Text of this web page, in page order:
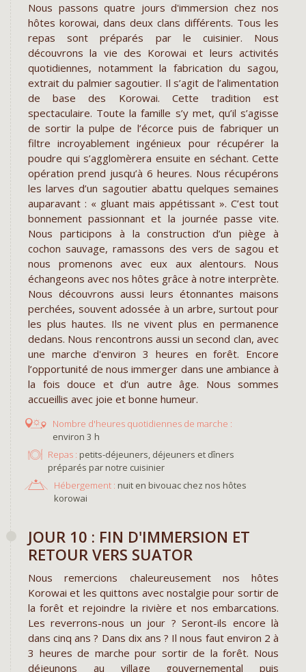
Nous passons quatre jours d'immersion chez nos
hôtes korowai, dans deux clans différents. Tous les
repas sont préparés par le cuisinier. Nous
découvrons la vie des Korowai et leurs activités
quotidiennes, notamment la fabrication du sagou,
extrait du palmier sagoutier. Il s’agit de l’alimentation
de base des Korowai. Cette tradition est
spectaculaire. Toute la famille s’y met, qu’il s’agisse
de sortir la pulpe de l’écorce puis de fabriquer un
filtre incroyablement ingénieux pour récupérer la
poudre qui s’agglomèrera ensuite en séchant. Cette
opération prend jusqu’à 6 heures. Nous récupérons
les larves d’un sagoutier abattu quelques semaines
auparavant : « gluant mais appétissant ». C’est tout
bonnement passionnant et la journée passe vite.
Nous participons à la construction d’un piège à
cochon sauvage, ramassons des vers de sagou et
nous promenons avec eux aux alentours. Nous
échangeons avec nos hôtes grâce à notre interprète.
Nous découvrons aussi leurs étonnantes maisons
perchées, souvent adossée à un arbre, surtout pour
les plus hautes. Ils ne vivent plus en permanence
dedans. Nous rencontrons aussi un second clan, avec
une marche d'environ 3 heures en forêt. Encore
l’opportunité de nous immerger dans une ambiance à
la fois douce et d’un autre âge. Nous sommes
accueillis avec joie et bonne humeur.
environ 3 h
Repas : petits-déjeuners, déjeuners et dîners
préparés par notre cuisinier
Hébergement : nuit en bivouac chez nos hôtes
korowai
JOUR 10 : FIN D'IMMERSION ET
RETOUR VERS SUATOR
Nous remercions chaleureusement nos hôtes
Korowai et les quittons avec nostalgie pour sortir de
la forêt et rejoindre la rivière et nos embarcations.
Les reverrons-nous un jour ? Seront-ils encore là
dans cinq ans ? Dans dix ans ? Il nous faut environ 2 à
3 heures de marche pour sortir de la forêt. Nous
déjeunons au village gouvernemental puis